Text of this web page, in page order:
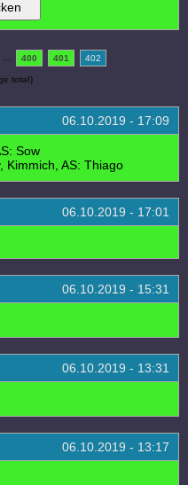
400 401 402
total)
06.10.2019 - 17:09
Sow
Kimmich, AS: Thiago
06.10.2019 - 17:01
06.10.2019 - 15:31
06.10.2019 - 13:31
06.10.2019 - 13:17